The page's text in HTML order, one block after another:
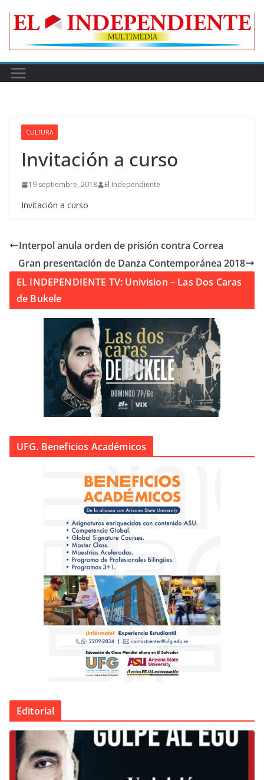
CULTURA
Invitación a curso
19 septiembre, 2018 El Independiente
Invitación a curso
Interpol anula orden de prisión contra Correa
Gran presentación de Danza Contemporánea 2018
EL INDEPENDIENTE TV: Univision – Las Dos Caras
de Bukele
UFG. Beneficios Académicos
Editorial